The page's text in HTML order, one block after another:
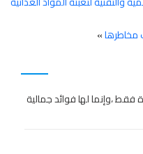
مخاطرها»
،وإنما لها فوائد جمالية